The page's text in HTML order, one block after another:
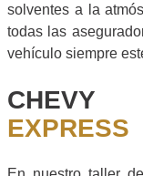
solventes a la
todas las
vehículo siempre
CHEVY
EXPRESS